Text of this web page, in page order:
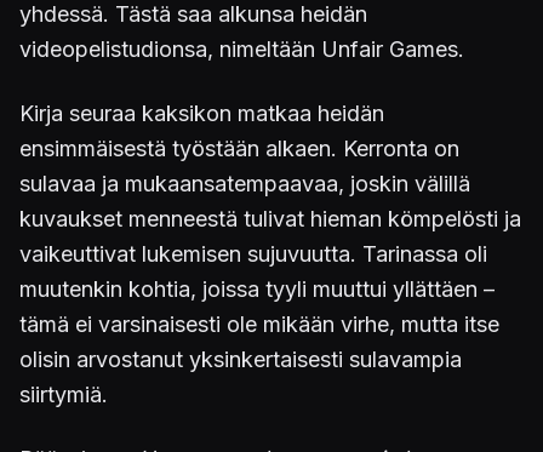
yhdessä. Tästä saa alkunsa heidän
videopelistudionsa, nimeltään Unfair Games.
Kirja seuraa kaksikon matkaa heidän
ensimmäisestä työstään alkaen. Kerronta on
sulavaa ja mukaansatempaavaa, joskin välillä
kuvaukset menneestä tulivat hieman kömpelösti ja
vaikeuttivat lukemisen sujuvuutta. Tarinassa oli
muutenkin kohtia, joissa tyyli muuttui yllättäen –
tämä ei varsinaisesti ole mikään virhe, mutta itse
olisin arvostanut yksinkertaisesti sulavampia
siirtymiä.